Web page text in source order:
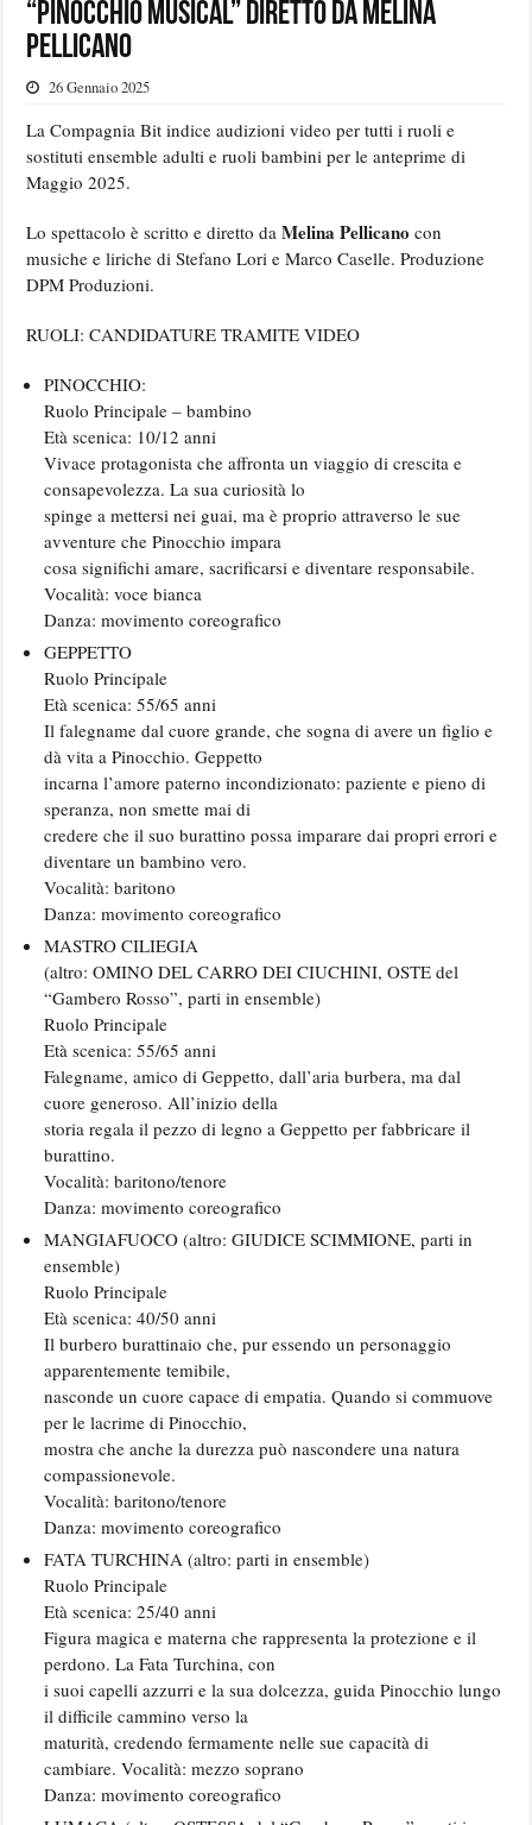
“Pinocchio Musical” diretto da Melina
Pellicano
26 Gennaio 2025
La Compagnia Bit indice audizioni video per tutti i ruoli e
sostituti ensemble adulti e ruoli bambini per le anteprime di
Maggio 2025.
Lo spettacolo è scritto e diretto daMelina Pellicano con
musiche e liriche di Stefano Lori e Marco Caselle. Produzione
DPM Produzioni.
RUOLI: CANDIDATURE TRAMITE VIDEO
PINOCCHIO:
Ruolo Principale – bambino
Età scenica: 10/12 anni
Vivace protagonista che affronta un viaggio di crescita e
consapevolezza. La sua curiosità lo
spinge a mettersi nei guai, ma è proprio attraverso le sue
avventure che Pinocchio impara
cosa significhi amare, sacrificarsi e diventare responsabile.
Vocalità: voce bianca
Danza: movimento coreografico
GEPPETTO
Ruolo Principale
Età scenica: 55/65 anni
Il falegname dal cuore grande, che sogna di avere un figlio e
dà vita a Pinocchio. Geppetto
incarna l’amore paterno incondizionato: paziente e pieno di
speranza, non smette mai di
credere che il suo burattino possa imparare dai propri errori e
diventare un bambino vero.
Vocalità: baritono
Danza: movimento coreografico
MASTRO CILIEGIA
(altro: OMINO DEL CARRO DEI CIUCHINI, OSTE del
“Gambero Rosso”, parti in ensemble)
Ruolo Principale
Età scenica: 55/65 anni
Falegname, amico di Geppetto, dall’aria burbera, ma dal
cuore generoso. All’inizio della
storia regala il pezzo di legno a Geppetto per fabbricare il
burattino.
Vocalità: baritono/tenore
Danza: movimento coreografico
MANGIAFUOCO (altro: GIUDICE SCIMMIONE, parti in
ensemble)
Ruolo Principale
Età scenica: 40/50 anni
Il burbero burattinaio che, pur essendo un personaggio
apparentemente temibile,
nasconde un cuore capace di empatia. Quando si commuove
per le lacrime di Pinocchio,
mostra che anche la durezza può nascondere una natura
compassionevole.
Vocalità: baritono/tenore
Danza: movimento coreografico
FATA TURCHINA (altro: parti in ensemble)
Ruolo Principale
Età scenica: 25/40 anni
Figura magica e materna che rappresenta la protezione e il
perdono. La Fata Turchina, con
i suoi capelli azzurri e la sua dolcezza, guida Pinocchio lungo
il difficile cammino verso la
maturità, credendo fermamente nelle sue capacità di
cambiare. Vocalità: mezzo soprano
Danza: movimento coreografico